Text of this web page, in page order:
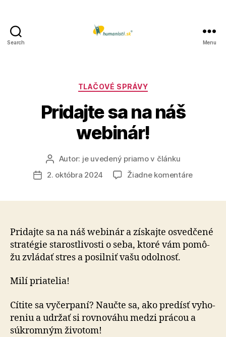
Search Menu
Kategórie
TLAČOVÉ SPRÁVY
Pridajte sa na náš
webinár!
Autor
článku
Autor: je uvedený priamo v článku
Dátum
2. októbra 2024 Žiadne komentárena
webinár!
Pridajte sa na náš webinár a získajte osved­če­né
stra­té­gie sta­rostli­vosti o seba, ktoré vám po­mô­
žu zvládať stres a po­sil­niť vašu odol­nosť.
Milí priatelia!
Cítite sa vyčerpaní? Naučte sa, ako predísť vy­ho­
re­niu a udržať si rov­no­vá­hu medzi prácou a
súkrom­ným ži­vo­tom!